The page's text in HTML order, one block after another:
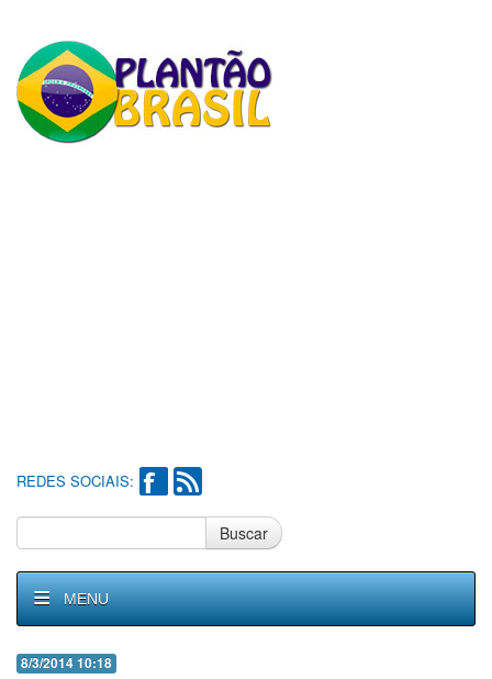
REDES SOCIAIS:
Buscar
MENU
8/3/2014 10:18